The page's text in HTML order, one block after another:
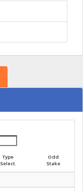
Type
Select.
Odd
Stake